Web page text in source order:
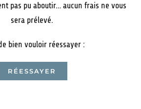
pas pu aboutir… aucun frais ne vous
sera prélevé.
bien vouloir réessayer :
RÉESSAYER